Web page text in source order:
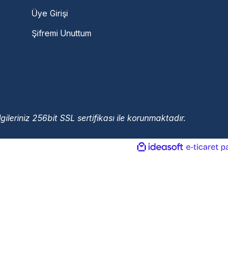
Üye Girişi
Şifremi Unuttum
256bit SSL sertifikası ile korunmaktadır.
ideasoft